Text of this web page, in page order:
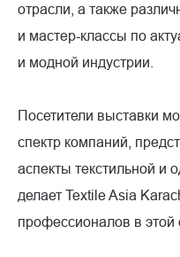
отрасли, а также
и мастер-классы по
и модной индустрии.
Посетители выставки
спектр компаний,
аспекты текстильной и
делает Textile Asia
профессионалов в этой